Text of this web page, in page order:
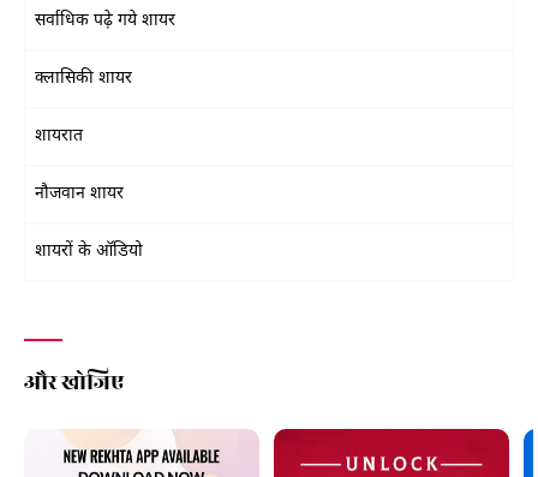
सर्वाधिक पढ़े गये शायर
क्लासिकी शायर
शायरात
नौजवान शायर
शायरों के ऑडियो
और खोजिए